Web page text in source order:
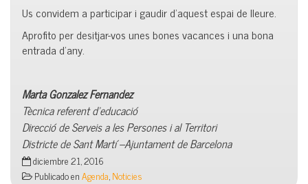
Us convidem a participar i gaudir d’aquest espai de lleure.
Aprofito per desitjar-vos unes bones vacances i una bona
entrada d’any.
Marta Gonzalez Fernandez
Tècnica referent d’educació
Direcció de Serveis a les Persones i al Territori
Districte de Sant Martí –Ajuntament de Barcelona
diciembre 21, 2016
Publicado enAgenda,Noticies